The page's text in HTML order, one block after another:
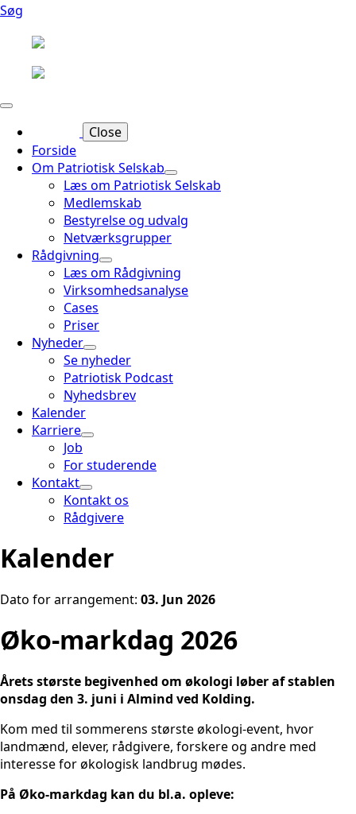
Søg
Close
Forside
Om Patriotisk Selskab
Læs om Patriotisk Selskab
Medlemskab
Bestyrelse og udvalg
Netværksgrupper
Rådgivning
Læs om Rådgivning
Virksomhedsanalyse
Cases
Priser
Nyheder
Se nyheder
Patriotisk Podcast
Nyhedsbrev
Kalender
Karriere
Job
For studerende
Kontakt
Kontakt os
Rådgivere
Kalender
Dato for arrangement: 03. Jun 2026
Øko-markdag 2026
Årets største begivenhed om økologi løber af stablen
onsdag den 3. juni i Almind ved Kolding.
Kom med til sommerens største økologi-event, hvor
landmænd, elever, rådgivere, forskere og andre med
interesse for økologisk landbrug mødes.
På Øko-markdag kan du bl.a. opleve: